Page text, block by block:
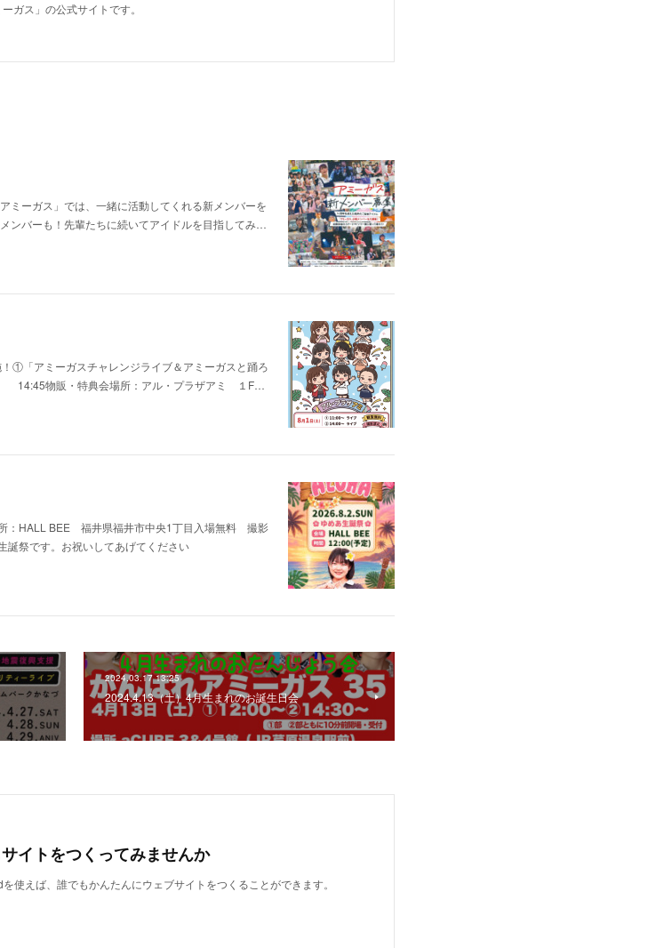
ガス」の公式サイトです。
ミーガス」では、一緒に活動してくれる新メンバーを
ンバーも！先輩たちに続いてアイドルを目指してみ…
①「アミーガスチャレンジライブ＆アミーガスと踊ろ
14:45物販・特典会場所：アル・プラザアミ １F…
：HALL BEE 福井県福井市中央1丁目入場無料 撮影
誕祭です。お祝いしてあげてください
2024.03.17 13:25
2024.4.13（土）4月生まれのお誕生日会
イトをつくってみませんか
使えば、誰でもかんたんにウェブサイトをつくることができます。